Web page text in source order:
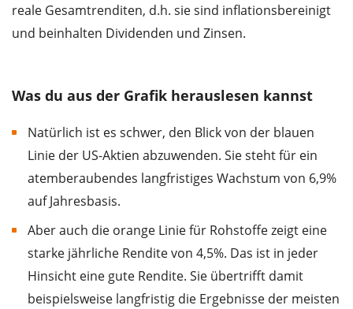
reale Gesamtrenditen, d.h. sie sind inflationsbereinigt
und beinhalten Dividenden und Zinsen.
Was du aus der Grafik herauslesen kannst
Natürlich ist es schwer, den Blick von der blauen
Linie der US-Aktien abzuwenden. Sie steht für ein
atemberaubendes langfristiges Wachstum von 6,9%
auf Jahresbasis.
Aber auch die orange Linie für Rohstoffe zeigt eine
starke jährliche Rendite von 4,5%. Das ist in jeder
Hinsicht eine gute Rendite. Sie übertrifft damit
beispielsweise langfristig die Ergebnisse der meisten